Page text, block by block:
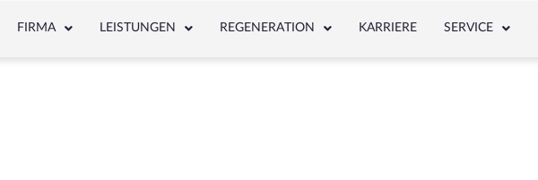
FIRMA LEISTUNGEN REGENERATION KARRIERE SERVICE